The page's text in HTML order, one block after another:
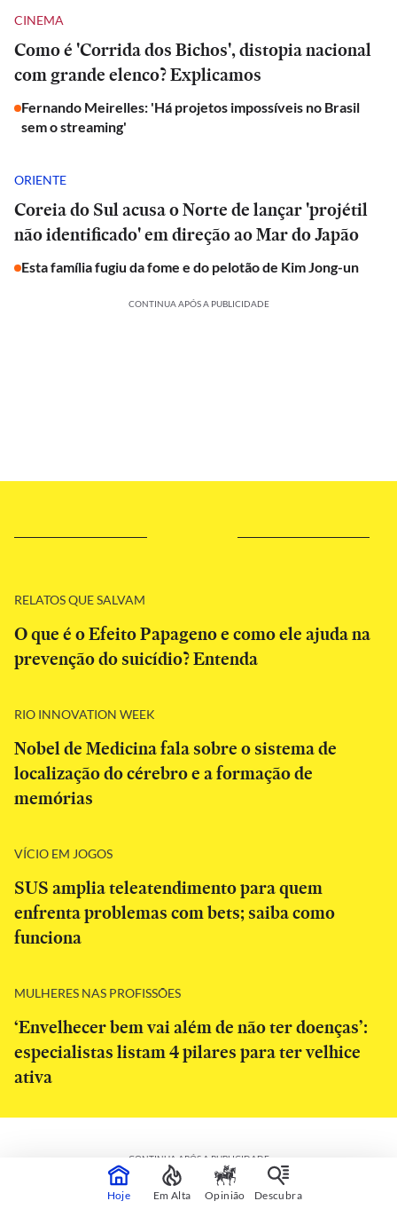
CINEMA
Como é 'Corrida dos Bichos', distopia nacional
com grande elenco? Explicamos
Fernando Meirelles: 'Há projetos impossíveis no Brasil
sem o streaming'
ORIENTE
Coreia do Sul acusa o Norte de lançar 'projétil
não identificado' em direção ao Mar do Japão
Esta família fugiu da fome e do pelotão de Kim Jong-un
CONTINUA APÓS A PUBLICIDADE
RELATOS QUE SALVAM
O que é o Efeito Papageno e como ele ajuda na
prevenção do suicídio? Entenda
RIO INNOVATION WEEK
Nobel de Medicina fala sobre o sistema de
localização do cérebro e a formação de
memórias
VÍCIO EM JOGOS
SUS amplia teleatendimento para quem
enfrenta problemas com bets; saiba como
funciona
MULHERES NAS PROFISSÕES
‘Envelhecer bem vai além de não ter doenças’:
especialistas listam 4 pilares para ter velhice
ativa
CONTINUA APÓS A PUBLICIDADE
Hoje Em Alta Opinião Descubra